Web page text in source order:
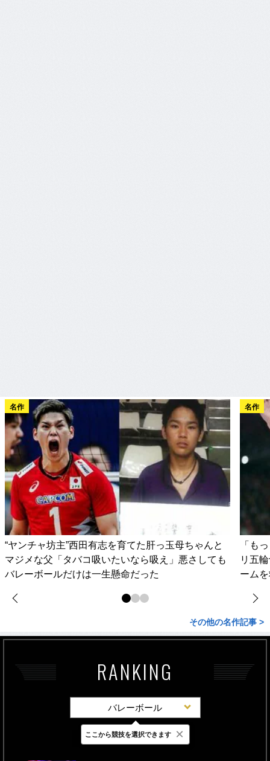
名作
“ヤンチャ坊主”西田有志を育てた肝っ玉母ちゃんと
マジメな父「タバコ吸いたいなら吸え」悪さしても
バレーボールだけは一生懸命だった
名作
「も
リ五
ーム
その他の名作記事 >
RANKING
バレーボール
最新 24時間 週間
ここから競技を選択できます ×